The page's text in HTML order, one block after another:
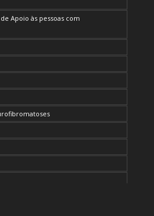
Apoio às pessoas com
auditivo